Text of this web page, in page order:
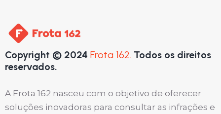
Copyright © 2024 Frota 162. Todos os direitos
reservados.
A Frota 162 nasceu com o objetivo de oferecer
soluções inovadoras para consultar as infrações e